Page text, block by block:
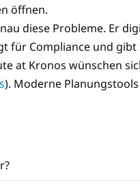
öffnen.
diese Probleme. Er
für Compliance und
at Kronos wünschen
). Moderne